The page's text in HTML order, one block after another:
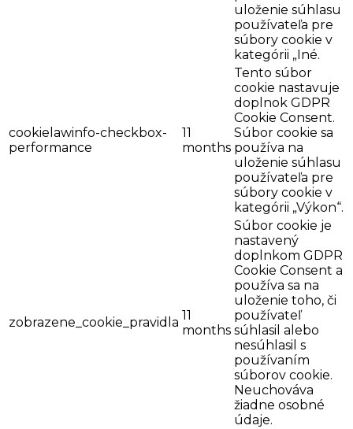
uloženie súhlasu
používateľa pre
súbory cookie v
kategórii „Iné.
cookielawinfo-checkbox-
performance
11
months
Tento súbor
cookie nastavuje
doplnok GDPR
Cookie Consent.
Súbor cookie sa
používa na
uloženie súhlasu
používateľa pre
súbory cookie v
kategórii „Výkon“.
zobrazene_cookie_pravidla 11
months
Súbor cookie je
nastavený
doplnkom GDPR
Cookie Consent a
používa sa na
uloženie toho, či
používateľ
súhlasil alebo
nesúhlasil s
používaním
súborov cookie.
Neuchováva
žiadne osobné
údaje.